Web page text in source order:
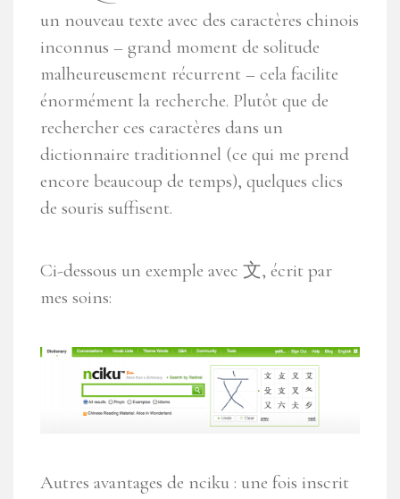
un nouveau texte avec des caractères chinois
inconnus – grand moment de solitude
malheureusement récurrent – cela facilite
énormément la recherche. Plutôt que de
rechercher ces caractères dans un
dictionnaire traditionnel (ce qui me prend
encore beaucoup de temps), quelques clics
de souris suffisent.
Ci-dessous un exemple avec 文, écrit par
mes soins:
Autres avantages de nciku : une fois inscrit